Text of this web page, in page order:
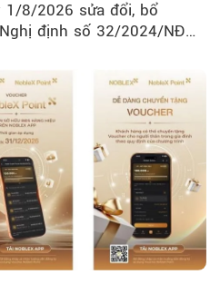
1/8/2026 sửa đổi, bổ
định số 32/2024/NĐ-